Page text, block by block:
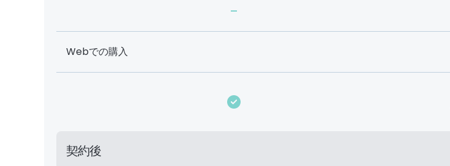
-
Webでの購入
契約後